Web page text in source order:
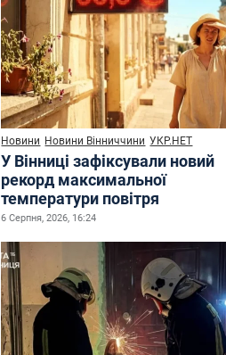
Новини Новини Вінниччини УКР.НЕТ
У Вінниці зафіксували новий
рекорд максимальної
температури повітря
6 Серпня, 2026, 16:24